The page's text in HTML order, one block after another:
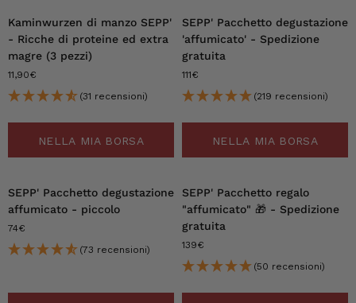
Kaminwurzen di manzo SEPP'
- Ricche di proteine ed extra
magre (3 pezzi)
11,90€
(31 recensioni)
NELLA MIA BORSA
SEPP' Pacchetto degustazione
'affumicato' - Spedizione
gratuita
111€
(219 recensioni)
NELLA MIA BORSA
SEPP' Pacchetto degustazione
affumicato - piccolo
74€
(73 recensioni)
SEPP' Pacchetto regalo
"affumicato" 🎁 - Spedizione
gratuita
139€
(50 recensioni)